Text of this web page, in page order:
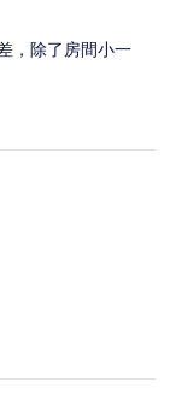
，除了房間小一